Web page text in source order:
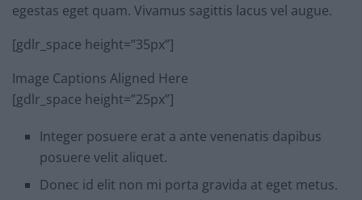
egestas eget quam. Vivamus sagittis lacus vel augue.
[gdlr_space height=”35px”]
Image Captions Aligned Here
[gdlr_space height=”25px”]
Integer posuere erat a ante venenatis dapibus
posuere velit aliquet.
Donec id elit non mi porta gravida at eget metus.